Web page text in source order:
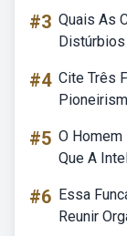
#3 Quais As
#4 Cite Três
#5 O
Que A
#6 Essa
Reunir